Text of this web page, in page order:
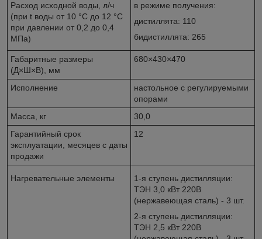
Расход исходной воды, л/ч
(при t воды от 10 °С до 12 °С
при давлении от 0,2 до 0,4
МПа)
в режиме получения:
дистиллята: 110
бидистиллята: 265
Габаритные размеры
(Д×Ш×В), мм
680×430×470
Исполнение
настольное с регулируемыми
опорами
Масса, кг
30,0
Гарантийный срок
эксплуатации, месяцев с даты
продажи
12
Нагревательные элементы
1-я ступень дистилляции:
ТЭН 3,0 кВт 220В
(нержавеющая сталь) - 3 шт.
2-я ступень дистилляции:
ТЭН 2,5 кВт 220В